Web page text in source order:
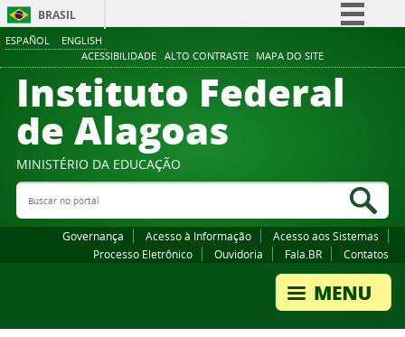
ESPAÑOL ENGLISH
ACESSIBILIDADE ALTO CONTRASTE MAPA DO SITE
BRASIL
Comunica BR
Participe
Canais
Instituto Federal
de Alagoas
MINISTÉRIO DA EDUCAÇÃO
Buscar no portal
Governança Acesso à Informação
Acesso aos Sistemas
Processo Eletrônico
Ouvidoria Fala.BR Contatos